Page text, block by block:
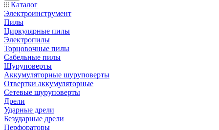
Каталог
Электроинструмент
Пилы
Циркулярные пилы
Электропилы
Торцовочные пилы
Сабельные пилы
Шуруповерты
Аккумуляторные шуруповерты
Отвертки аккумуляторные
Сетевые шуруповерты
Дрели
Ударные дрели
Безударные дрели
Перфораторы